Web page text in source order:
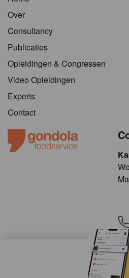
Over
Consultancy
Publicaties
Opleidingen & Congressen
Video Opleidingen
Experts
Contact